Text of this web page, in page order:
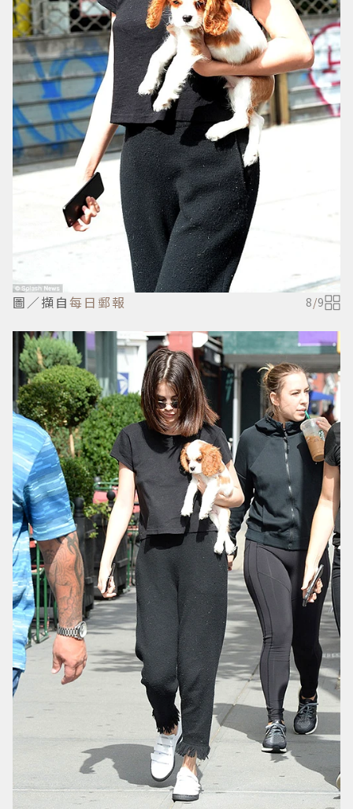
圖／擷自每日郵報 8/9